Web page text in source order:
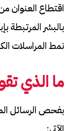
اقتطاع العنوان
بالبشر المرتبطة
نمط المراسلات
ما الذي
بفحص الرسائل